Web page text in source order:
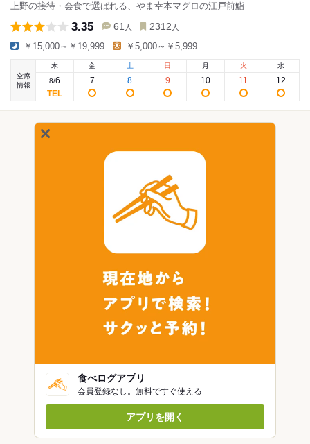
上野の接待・会食で選ばれる、やま幸本マグロの江戸前鮨
3.35 61 人 2312 人
￥15,000～￥19,999 ￥5,000～￥5,999
空席
情報
木
8/6
金
7
土
8
日
9
月
10
火
11
水
12
食べログアプリ
会員登録なし。無料ですぐ使える
アプリを開く